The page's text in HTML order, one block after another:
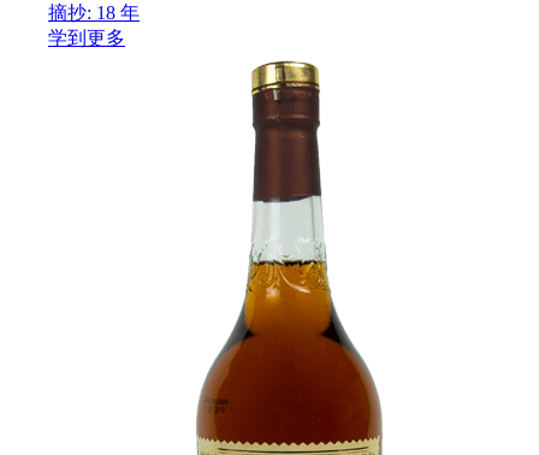
摘抄: 18 年
学到更多